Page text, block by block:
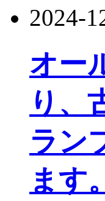
2024-
オー
り、
ラン
ます。